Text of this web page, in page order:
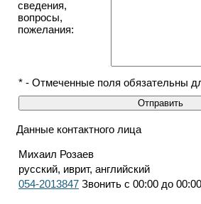
сведения,
вопросы,
пожелания:
* - Отмеченные поля обязательны
Данные контактного лица
Михаил Розаев
русский, иврит, английский
054-2013847 Звонить с 00:00 до 00:00